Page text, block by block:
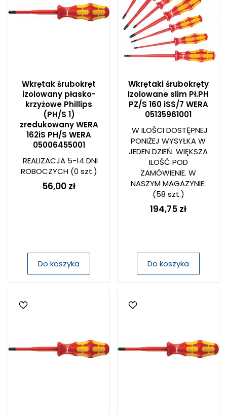
Wkrętak śrubokręt
izolowany płasko-
krzyżowe Phillips
(PH/S 1)
zredukowany WERA
162iS PH/S WERA
05006455001
REALIZACJA 5-14 DNI
ROBOCZYCH(0 szt.)
56,00 zł
Do koszyka
Wkrętaki śrubokręty
Izolowane slim Pł.PH
PZ/S 160 iSS/7 WERA
05135961001
W ILOŚCI DOSTĘPNEJ
PONIŻEJ WYSYŁKA W
JEDEN DZIEŃ. WIĘKSZA
ILOŚĆ POD
ZAMÓWIENIE. W
NASZYM MAGAZYNIE:
(58 szt.)
194,75 zł
Do koszyka